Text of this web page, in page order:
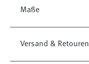
Maße
Versand & Retouren